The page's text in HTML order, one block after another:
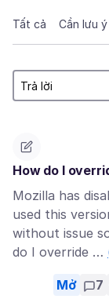
Tất cả Cần lưu ý
How do I
Mozilla has
used this
without issue
do I override …
Mở 7